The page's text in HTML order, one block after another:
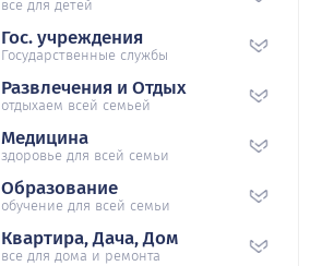
все для детей
Гос. учреждения
Государственные службы
Развлечения и Отдых
отдыхаем всей семьей
Медицина
здоровье для всей семьи
Образование
обучение для всей семьи
Квартира, Дача, Дом
все для дома и ремонта